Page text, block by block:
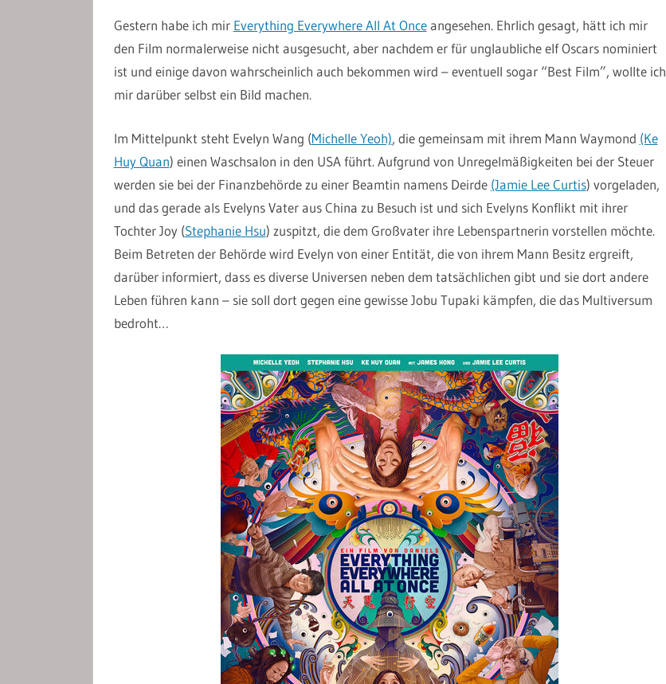
Gestern habe ich mir Everything Everywhere All At Onceangesehen. Ehrlich gesagt, hätt ich mir
den Film normalerweise nicht ausgesucht, aber nachdem er für unglaubliche elf Oscars nominiert
ist und einige davon wahrscheinlich auch bekommen wird – eventuell sogar “Best Film”, wollte ich
mir darüber selbst ein Bild machen.
Im Mittelpunkt steht Evelyn Wang (Michelle Yeoh), die gemeinsam mit ihrem Mann Waymond (Ke
Huy Quan) einen Waschsalon in den USA führt. Aufgrund von Unregelmäßigkeiten bei der Steuer
werden sie bei der Finanzbehörde zu einer Beamtin namens Deirde (Jamie Lee Curtis) vorgeladen,
und das gerade als Evelyns Vater aus China zu Besuch ist und sich Evelyns Konflikt mit ihrer
Tochter Joy (Stephanie Hsu) zuspitzt, die dem Großvater ihre Lebenspartnerin vorstellen möchte.
Beim Betreten der Behörde wird Evelyn von einer Entität, die von ihrem Mann Besitz ergreift,
darüber informiert, dass es diverse Universen neben dem tatsächlichen gibt und sie dort andere
Leben führen kann – sie soll dort gegen eine gewisse Jobu Tupaki kämpfen, die das Multiversum
bedroht…